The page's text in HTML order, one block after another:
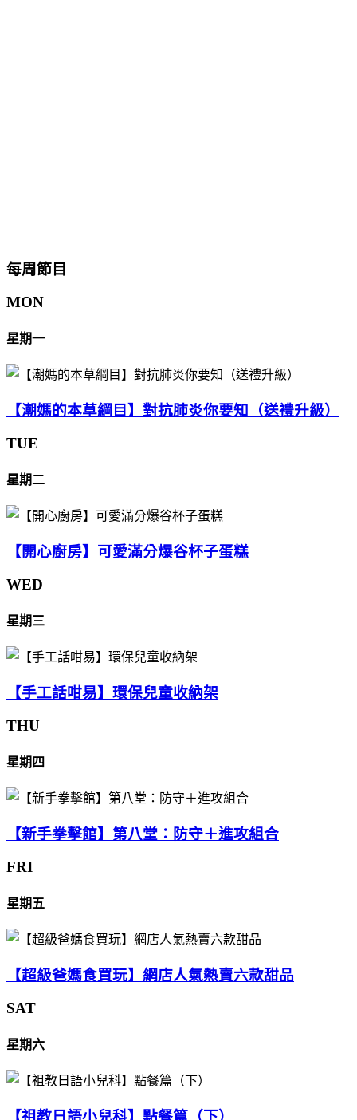
每周節目
MON
星期一
【潮媽的本草綱目】對抗肺炎你要知（送禮升級）
TUE
星期二
【開心廚房】可愛滿分爆谷杯子蛋糕
WED
星期三
【手工話咁易】環保兒童收納架
THU
星期四
【新手拳擊館】第八堂：防守＋進攻組合
FRI
星期五
【超級爸媽食買玩】網店人氣熱賣六款甜品
SAT
星期六
【祖教日語小兒科】點餐篇（下）